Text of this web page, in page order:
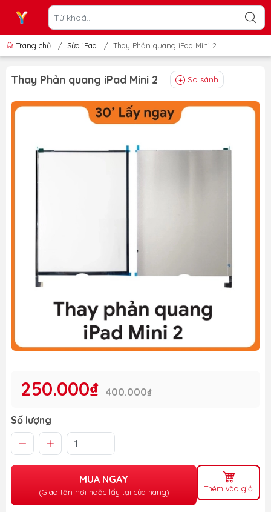
Trang chủ / Sửa iPad / Thay Phản quang iPad Mini 2
Thay Phản quang iPad Mini 2 So sánh
250.000₫ 400.000₫
Số lượng
MUA NGAY
(Giao tận nơi hoặc lấy tại cửa hàng) Thêm vào giỏ